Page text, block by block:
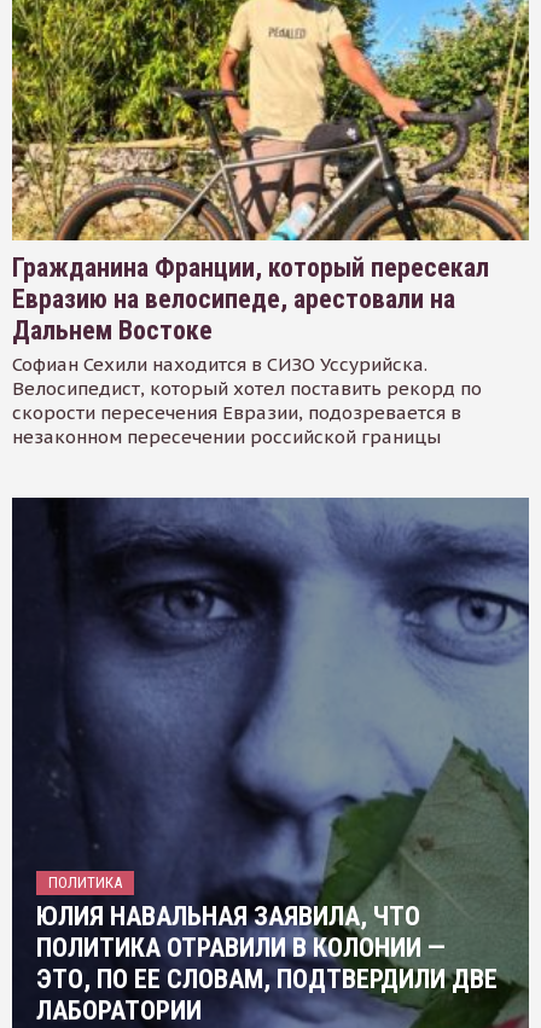
Гражданина Франции, который пересекал
Евразию на велосипеде, арестовали на
Дальнем Востоке
Софиан Сехили находится в СИЗО Уссурийска.
Велосипедист, который хотел поставить рекорд по
скорости пересечения Евразии, подозревается в
незаконном пересечении российской границы
ПОЛИТИКА
ЮЛИЯ НАВАЛЬНАЯ ЗАЯВИЛА, ЧТО
ПОЛИТИКА ОТРАВИЛИ В КОЛОНИИ —
ЭТО, ПО ЕЕ СЛОВАМ, ПОДТВЕРДИЛИ ДВЕ
ЛАБОРАТОРИИ